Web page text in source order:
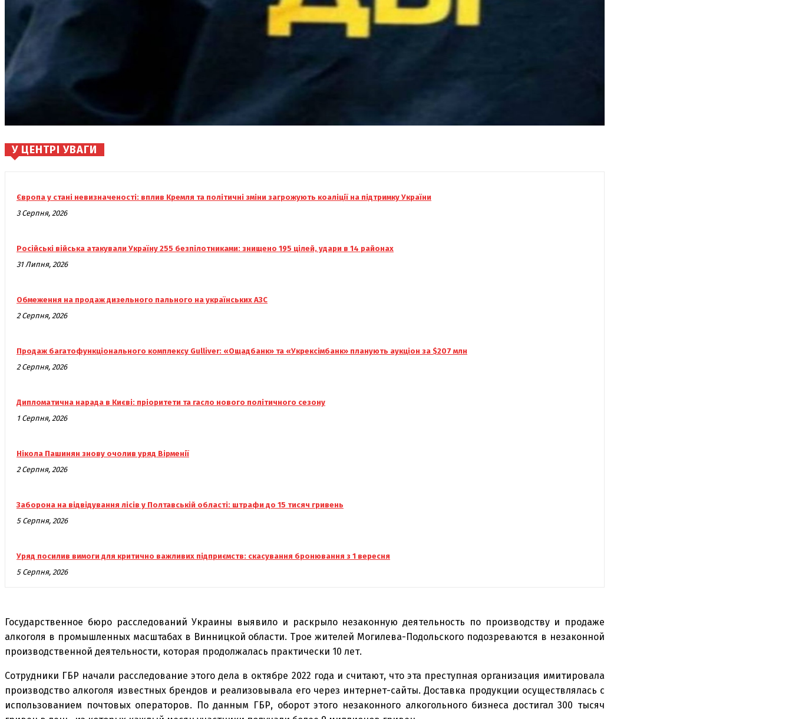
У ЦЕНТРІ УВАГИ
Європа у стані невизначеності: вплив Кремля та політичні зміни загрожують коаліції на підтримку України
3 Серпня, 2026
Російські війська атакували Україну 255 безпілотниками: знищено 195 цілей, удари в 14 районах
31 Липня, 2026
Обмеження на продаж дизельного пального на українських АЗС
2 Серпня, 2026
Продаж багатофункціонального комплексу Gulliver: «Ощадбанк» та «Укрексімбанк» планують аукціон за $207 млн
2 Серпня, 2026
Дипломатична нарада в Києві: пріоритети та гасло нового політичного сезону
1 Серпня, 2026
Нікола Пашинян знову очолив уряд Вірменії
2 Серпня, 2026
Заборона на відвідування лісів у Полтавській області: штрафи до 15 тисяч гривень
5 Серпня, 2026
Уряд посилив вимоги для критично важливих підприємств: скасування бронювання з 1 вересня
5 Серпня, 2026
Государственное бюро расследований Украины выявило и раскрыло незаконную деятельность по производству и продаже
алкоголя в промышленных масштабах в Винницкой области. Трое жителей Могилева-Подольского подозреваются в незаконной
производственной деятельности, которая продолжалась практически 10 лет.
Сотрудники ГБР начали расследование этого дела в октябре 2022 года и считают, что эта преступная организация имитировала
производство алкоголя известных брендов и реализовывала его через интернет-сайты. Доставка продукции осуществлялась с
использованием почтовых операторов. По данным ГБР, оборот этого незаконного алкогольного бизнеса достигал 300 тысяч